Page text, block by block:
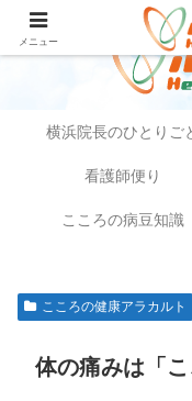
横浜院長のひとりご
看護師便り
こころの病豆知識
こころの健康アラカルト
体の痛みは「
メニュー